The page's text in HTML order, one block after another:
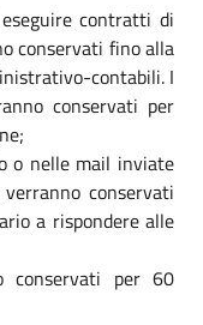
contratti di
conservati fino alla
contabili. I
conservati per
o nelle mail inviate
conservati
a rispondere alle
conservati per 60